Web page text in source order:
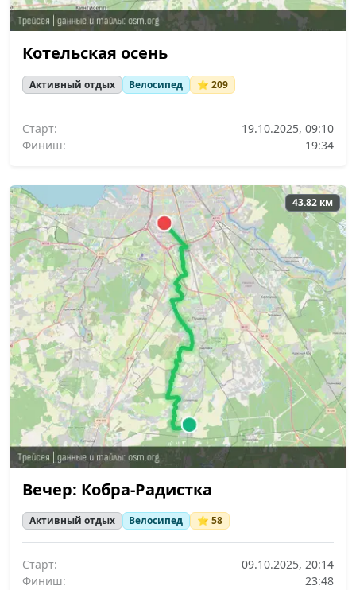
Котельская осень
Активный отдых Велосипед ⭐ 209
Старт:
19.10.2025, 09:10
Финиш:
19:34
43.82 км
Вечер: Кобра-Радистка
Активный отдых Велосипед ⭐ 58
Старт:
09.10.2025, 20:14
Финиш:
23:48